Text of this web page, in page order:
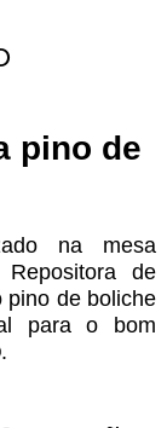
pino de
na mesa
de
pino de boliche
para o bom